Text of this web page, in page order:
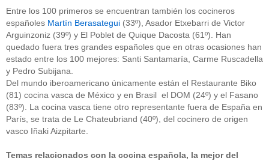
Entre los 100 primeros se encuentran también los cocineros
españoles Martín Berasategui (33º), Asador Etxebarri de Victor
Arguinzoniz (39º) y El Poblet de Quique Dacosta (61º). Han
quedado fuera tres grandes españoles que en otras ocasiones han
estado entre los 100 mejores: Santi Santamaría, Carme Ruscadella
y Pedro Subijana.
Del mundo iberoamericano únicamente están el Restaurante Biko
(81) cocina vasca de México y en Brasil el DOM (24º) y el Fasano
(83º). La cocina vasca tiene otro representante fuera de España en
París, se trata de Le Chateubriand (40º), del cocinero de origen
vasco Iñaki Aizpitarte.
Temas relacionados con la cocina española, la mejor del